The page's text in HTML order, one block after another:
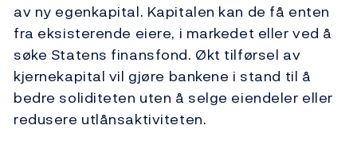
av ny egenkapital. Kapitalen kan de få enten
fra eksisterende eiere, i markedet eller ved å
søke Statens finansfond. Økt tilførsel av
kjernekapital vil gjøre bankene i stand til å
bedre soliditeten uten å selge eiendeler eller
redusere utlånsaktiviteten.